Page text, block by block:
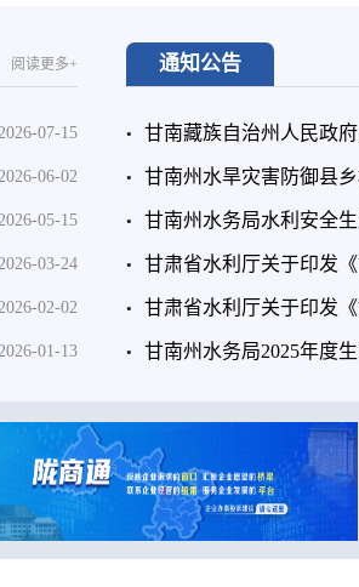
阅读更多+
07-15
06-02
05-15
03-24
02-02
01-13
通知公告
甘南藏族自治州人民政
甘南州水旱灾害防御县
甘南州水务局水利安全
甘肃省水利厅关于印发
甘肃省水利厅关于印发
甘南州水务局2025年度